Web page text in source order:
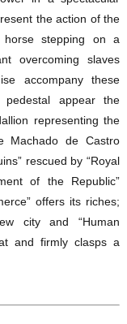
the action of the
stepping on a
overcoming slaves
accompany these
appear the
representing the
Machado de Castro
rescued by “Royal
of the Republic”
offers its riches;
city and “Human
and firmly clasps a